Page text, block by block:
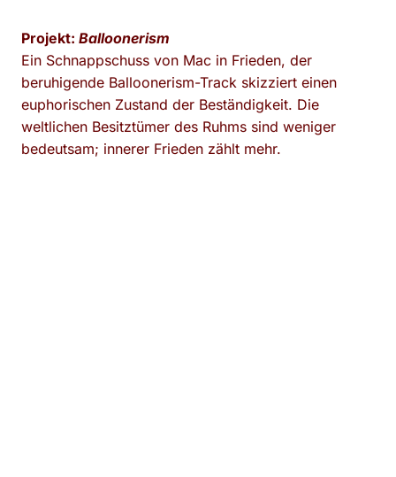
Projekt: Balloonerism
Ein Schnappschuss von Mac in Frieden, der
beruhigende Balloonerism-Track skizziert einen
euphorischen Zustand der Beständigkeit. Die
weltlichen Besitztümer des Ruhms sind weniger
bedeutsam; innerer Frieden zählt mehr.